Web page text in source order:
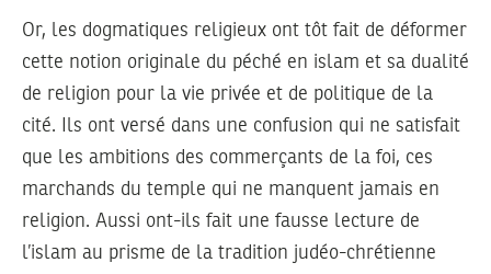
Or, les dogmatiques religieux ont tôt fait de déformer
cette notion originale du péché en islam et sa dualité
de religion pour la vie privée et de politique de la
cité. Ils ont versé dans une confusion qui ne satisfait
que les ambitions des commerçants de la foi, ces
marchands du temple qui ne manquent jamais en
religion. Aussi ont-ils fait une fausse lecture de
l’islam au prisme de la tradition judéo-chrétienne